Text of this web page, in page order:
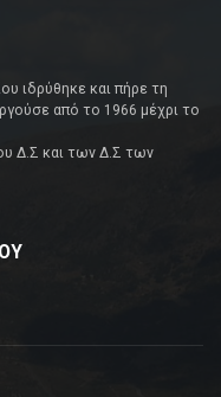
ιδρύθηκε και πήρε τη
από το 1966 μέχρι το
Δ.Σ και των Δ.Σ των